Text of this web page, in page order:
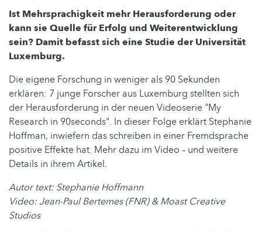
Ist Mehrsprachigkeit mehr Herausforderung oder
kann sie Quelle für Erfolg und Weiterentwicklung
sein? Damit befasst sich eine Studie der Universität
Luxemburg.
Die eigene Forschung in weniger als 90 Sekunden
erklären: 7 junge Forscher aus Luxemburg stellten sich
der Herausforderung in der neuen Videoserie "My
Research in 90seconds". In dieser Folge erklärt Stephanie
Hoffman, inwiefern das schreiben in einer Fremdsprache
positive Effekte hat. Mehr dazu im Video – und weitere
Details in ihrem Artikel.
Autor text: Stephanie Hoffmann
Video: Jean-Paul Bertemes (FNR) & Moast Creative
Studios